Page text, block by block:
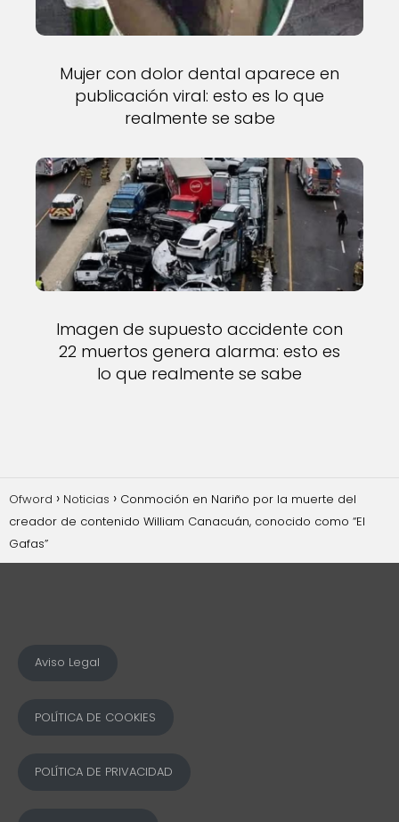
Mujer con dolor dental aparece en
publicación viral: esto es lo que
realmente se sabe
Imagen de supuesto accidente con
22 muertos genera alarma: esto es
lo que realmente se sabe
Ofword Noticias
Conmoción en Nariño por la muerte del
creador de contenido William Canacuán, conocido como “El
Gafas”
Aviso Legal
POLÍTICA DE COOKIES
POLÍTICA DE PRIVACIDAD